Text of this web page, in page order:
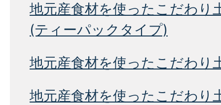
地元産食材を使ったこだわり
(ティーパックタイプ)
地元産食材を使ったこだわり
地元産食材を使ったこだわり